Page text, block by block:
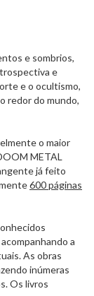
e sombrios,
e
e o ocultismo,
redor do mundo,
o maior
METAL
já feito
600 páginas
a
As obras
inúmeras
Os livros